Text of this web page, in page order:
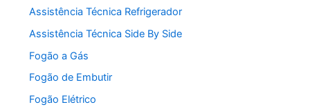
Assistência Técnica Refrigerador
Assistência Técnica Side By Side
Fogão a Gás
Fogão de Embutir
Fogão Elétrico